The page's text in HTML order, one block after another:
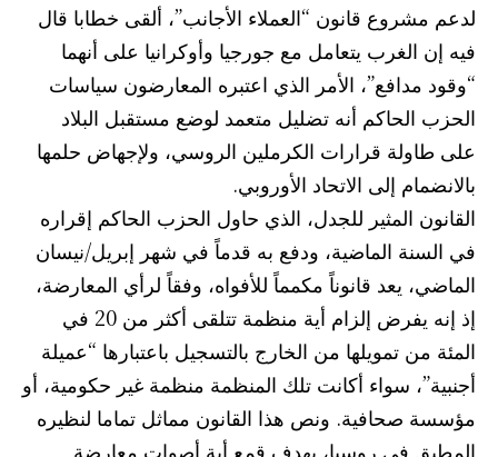
لدعم مشروع قانون “العملاء الأجانب”، ألقى خطابا قال
فيه إن الغرب يتعامل مع جورجيا وأوكرانيا على أنهما
“وقود مدافع”، الأمر الذي اعتبره المعارضون سياسات
الحزب الحاكم أنه تضليل متعمد لوضع مستقبل البلاد
على طاولة قرارات الكرملين الروسي، ولإجهاض حلمها
بالانضمام إلى الاتحاد الأوروبي.
القانون المثير للجدل، الذي حاول الحزب الحاكم إقراره
في السنة الماضية، ودفع به قدماً في شهر إبريل/نيسان
الماضي، يعد قانوناً مكمماً للأفواه، وفقاً لرأي المعارضة،
إذ إنه يفرض إلزام أية منظمة تتلقى أكثر من 20 في
المئة من تمويلها من الخارج بالتسجيل باعتبارها “عميلة
أجنبية”، سواء أكانت تلك المنظمة منظمة غير حكومية، أو
مؤسسة صحافية. ونص هذا القانون مماثل تماما لنظيره
المطبق في روسيا، بهدف قمع أية أصوات معارضة